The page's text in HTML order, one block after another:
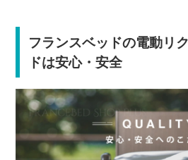
フランスベッドの電動リ
ドは安心・安全